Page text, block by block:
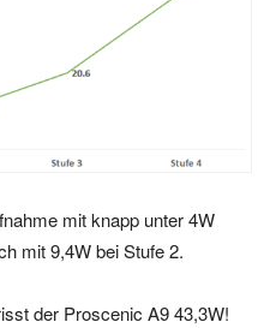
mit knapp unter 4W
mit 9,4W bei Stufe 2.
der Proscenic A9 43,3W!